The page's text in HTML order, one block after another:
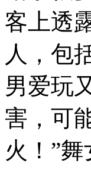
客上透
人，包
男爱玩
害，可
火！”